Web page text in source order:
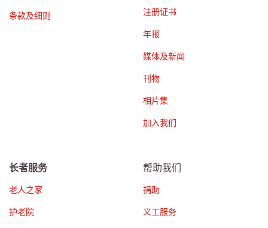
条款及细则 注册证书
年报
媒体及新闻
刊物
相片集
加入我们
长者服务
老人之家
护老院
帮助我们
捐助
义工服务